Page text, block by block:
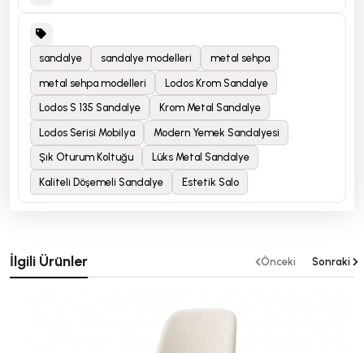
sandalye sandalye modelleri metal sehpa
metal sehpa modelleri Lodos Krom Sandalye
Lodos S 135 Sandalye Krom Metal Sandalye
Lodos Serisi Mobilya Modern Yemek Sandalyesi
Şık Oturum Koltuğu Lüks Metal Sandalye
Kaliteli Döşemeli Sandalye Estetik Salo
İlgili Ürünler Önceki Sonraki